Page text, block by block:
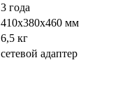
3 года
410х380х460 мм
6,5 кг
сетевой адаптер